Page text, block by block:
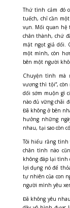
Thứ tình cảm đó
tuếch, chỉ cần
vụn. Mối quan hệ
chân thành, chứ
mật ngọt giả dối.
một mình, còn
bên một người
Chuyện tình mà
vương thì tội”,
dối sớm muộn gì
nào đủ vững chãi
Đã không ở bên
hưởng những
nhau, tại sao còn
Tôi hiểu rằng tình
chân tình nào
không đáp lại tình
lợi dụng nó để
tự nhiên của con
người mình yêu
Đã không yêu